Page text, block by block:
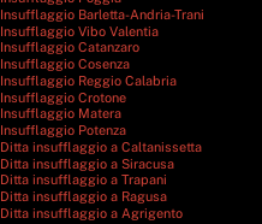
Insufflaggio Barletta-Andria-Trani
Insufflaggio Vibo Valentia
Insufflaggio Catanzaro
Insufflaggio Cosenza
Insufflaggio Reggio Calabria
Insufflaggio Crotone
Insufflaggio Matera
Insufflaggio Potenza
Ditta insufflaggio a Caltanissetta
Ditta insufflaggio a Siracusa
Ditta insufflaggio a Trapani
Ditta insufflaggio a Ragusa
Ditta insufflaggio a Agrigento